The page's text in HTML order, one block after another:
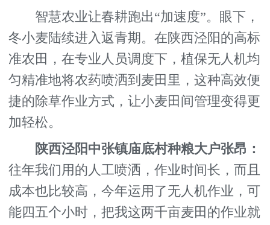
智慧农业让春耕跑出“加速度”。眼下，
冬小麦陆续进入返青期。在陕西泾阳的高标
准农田，在专业人员调度下，植保无人机均
匀精准地将农药喷洒到麦田里，这种高效便
捷的除草作业方式，让小麦田间管理变得更
加轻松。
陕西泾阳中张镇庙底村种粮大户张昂：
往年我们用的人工喷洒，作业时间长，而且
成本也比较高，今年运用了无人机作业，可
能四五个小时，把我这两千亩麦田的作业就